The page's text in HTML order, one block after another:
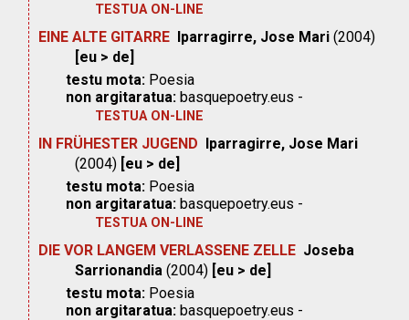
TESTUA ON-LINE
EINE ALTE GITARRE Iparragirre, Jose Mari (2004)
[eu > de]
testu mota: Poesia
non argitaratua: basquepoetry.eus -
TESTUA ON-LINE
IN FRÜHESTER JUGEND Iparragirre, Jose Mari
(2004) [eu > de]
testu mota: Poesia
non argitaratua: basquepoetry.eus -
TESTUA ON-LINE
DIE VOR LANGEM VERLASSENE ZELLE Joseba
Sarrionandia (2004) [eu > de]
testu mota: Poesia
non argitaratua: basquepoetry.eus -